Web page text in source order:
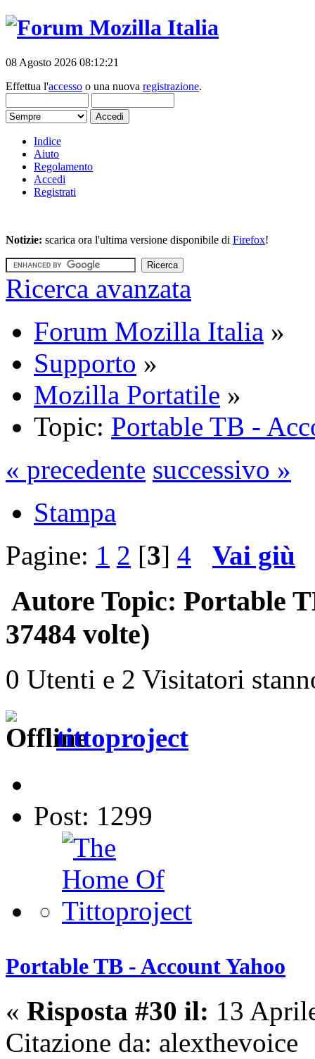
08 Agosto 2026 08:12:21
Effettua l'accesso o una nuova registrazione.
Indice
Aiuto
Regolamento
Accedi
Registrati
Notizie: scarica ora l'ultima versione disponibile di Firefox!
Ricerca avanzata
Forum Mozilla Italia »
Supporto »
Mozilla Portatile »
Topic: Portable TB -
« precedente successivo »
Stampa
Pagine: 1 2 [3] 4 Vai giù
Autore Topic: Portable
37484 volte)
0 Utenti e 2 Visitatori
tittoproject
Post: 1299
Portable TB - Account Yahoo
« Risposta #30 il: 13
Citazione da: alexthevoice